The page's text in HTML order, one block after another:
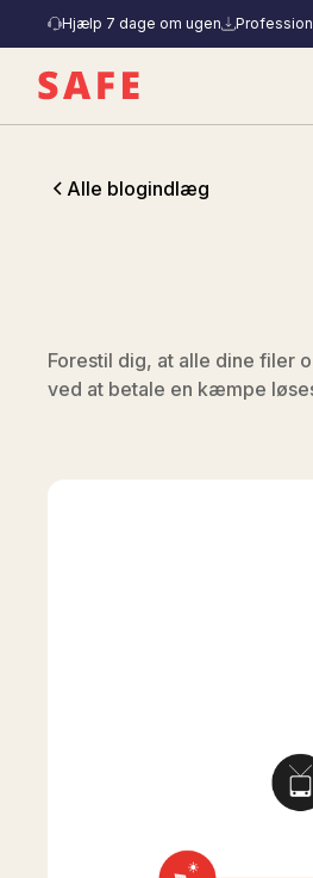
Hjælp 7 dage om ugen
Alle blogindlæg
Forestil dig, at alle dine filer
ved at betale en kæmpe